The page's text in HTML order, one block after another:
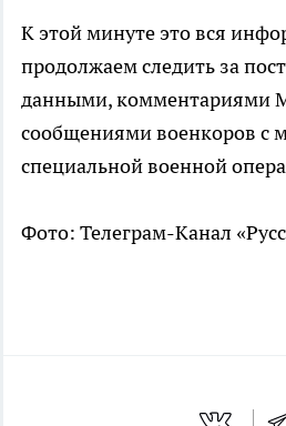
К этой минуте это вся
продолжаем следить за
данными, комментариями
сообщениями военкоров с
специальной военной
Фото: Телеграм-Канал